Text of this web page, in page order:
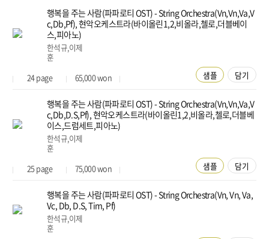
행복을 주는 사람(파파로티 OST) - String Orchestra(Vn,Vn,Va,V
c,Db,Pf), 현악오케스트라(바이올린1,2,비올라,첼로,더블베이
스,피아노)
한석규,이제
훈
24page 65,000won 샘플 담기
행복을 주는 사람(파파로티 OST) - String Orchestra(Vn,Vn,Va,V
c,Db,D.S,Pf), 현악오케스트라(바이올린1,2,비올라,첼로,더블베
이스,드럼세트,피아노)
한석규,이제
훈
25page 75,000won 샘플 담기
행복을 주는 사람(파파로티 OST) - String Orchestra(Vn, Vn, Va,
Vc, Db, D.S, Tim, Pf)
한석규,이제
훈